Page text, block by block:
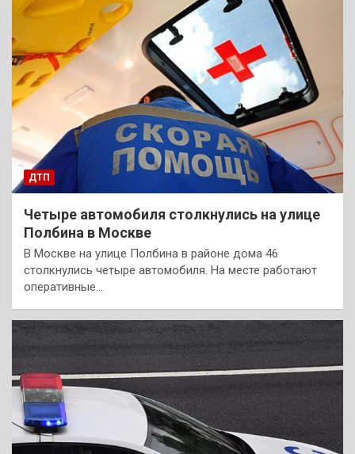
ДТП
Четыре автомобиля столкнулись на улице
Полбина в Москве
В Москве на улице Полбина в районе дома 46
столкнулись четыре автомобиля. На месте работают
оперативные…